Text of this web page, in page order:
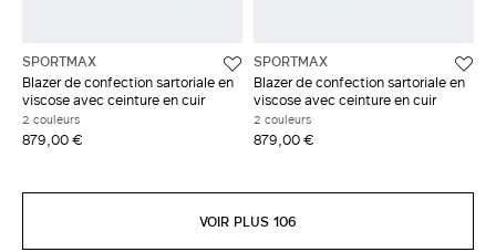
SPORTMAX
Blazer de confection sartoriale en
viscose avec ceinture en cuir
2 couleurs
879,00 €
SPORTMAX
Blazer de confection sartoriale en
viscose avec ceinture en cuir
2 couleurs
879,00 €
VOIR PLUS 106